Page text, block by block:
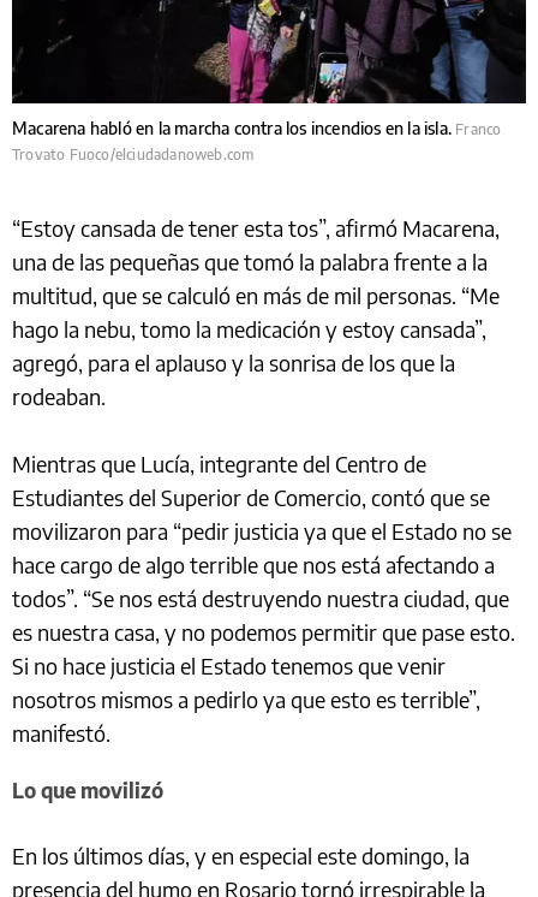
Macarena habló en la marcha contra los incendios en la isla. Franco
Trovato Fuoco/elciudadanoweb.com
“Estoy cansada de tener esta tos”, afirmó Macarena,
una de las pequeñas que tomó la palabra frente a la
multitud, que se calculó en más de mil personas. “Me
hago la nebu, tomo la medicación y estoy cansada”,
agregó, para el aplauso y la sonrisa de los que la
rodeaban.
Mientras que Lucía, integrante del Centro de
Estudiantes del Superior de Comercio, contó que se
movilizaron para “pedir justicia ya que el Estado no se
hace cargo de algo terrible que nos está afectando a
todos”. “Se nos está destruyendo nuestra ciudad, que
es nuestra casa, y no podemos permitir que pase esto.
Si no hace justicia el Estado tenemos que venir
nosotros mismos a pedirlo ya que esto es terrible”,
manifestó.
Lo que movilizó
En los últimos días, y en especial este domingo, la
presencia del humo en Rosario tornó irrespirable la